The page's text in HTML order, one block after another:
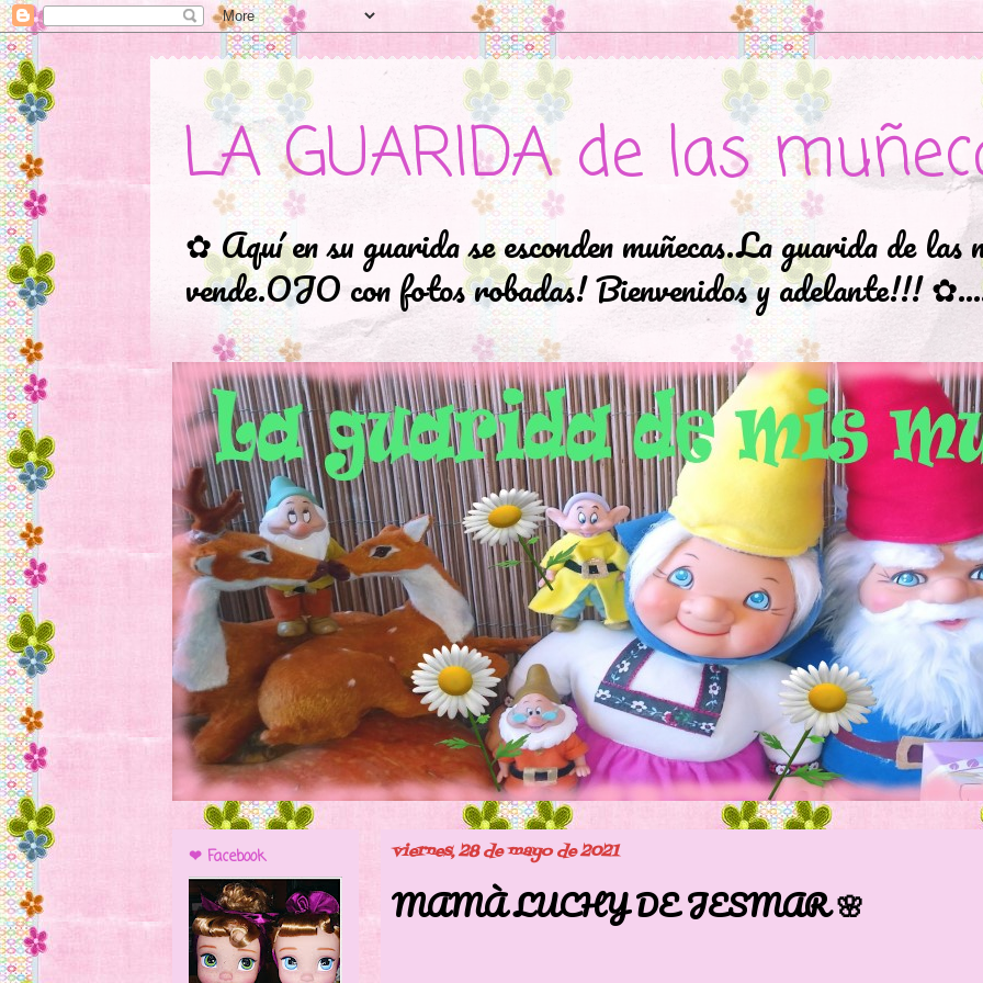
LA GUARIDA de las
✿ Aquí en su guarida se esconden muñecas.La guarida de las
vende.OJO con fotos robadas! Bienvenidos y adelante!!!
viernes, 28 de mayo de 2021
MAMÀ LUCHY DE JESMAR 🌸
❤ Facebook